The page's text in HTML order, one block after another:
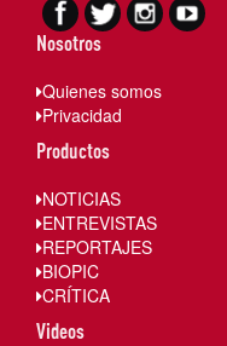
Nosotros
Quienes somos
Privacidad
Productos
NOTICIAS
ENTREVISTAS
REPORTAJES
BIOPIC
CRÍTICA
Videos